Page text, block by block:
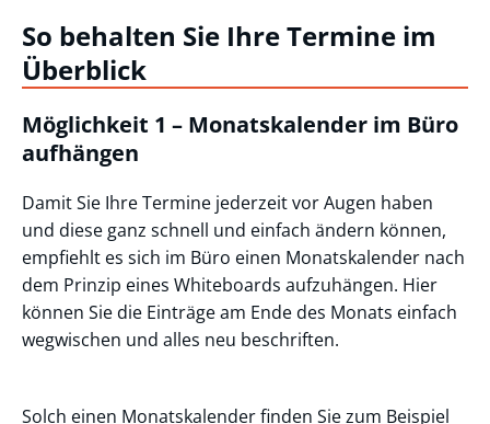
So behalten Sie Ihre Termine im
Überblick
Möglichkeit 1 – Monatskalender im Büro
aufhängen
Damit Sie Ihre Termine jederzeit vor Augen haben
und diese ganz schnell und einfach ändern können,
empfiehlt es sich im Büro einen Monatskalender nach
dem Prinzip eines Whiteboards aufzuhängen. Hier
können Sie die Einträge am Ende des Monats einfach
wegwischen und alles neu beschriften.
Solch einen Monatskalender finden Sie zum Beispiel